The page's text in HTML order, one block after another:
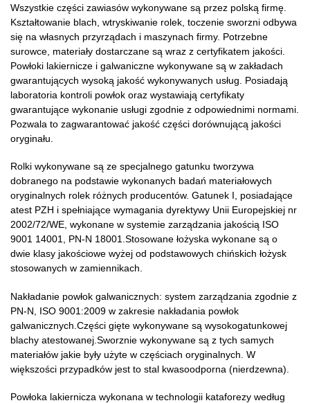
Wszystkie części zawiasów wykonywane są przez polską firmę.
Kształtowanie blach, wtryskiwanie rolek, toczenie sworzni odbywa
się na własnych przyrządach i maszynach firmy. Potrzebne
surowce, materiały dostarczane są wraz z certyfikatem jakości.
Powłoki lakiernicze i galwaniczne wykonywane są w zakładach
gwarantujących wysoką jakość wykonywanych usług. Posiadają
laboratoria kontroli powłok oraz wystawiają certyfikaty
gwarantujące wykonanie usługi zgodnie z odpowiednimi normami.
Pozwala to zagwarantować jakość części dorównującą jakości
oryginału.
Rolki wykonywane są ze specjalnego gatunku tworzywa
dobranego na podstawie wykonanych badań materiałowych
oryginalnych rolek różnych producentów. Gatunek I, posiadające
atest PZH i spełniające wymagania dyrektywy Unii Europejskiej nr
2002/72/WE, wykonane w systemie zarządzania jakością ISO
9001 14001, PN-N 18001.Stosowane łożyska wykonane są o
dwie klasy jakościowe wyżej od podstawowych chińskich łożysk
stosowanych w zamiennikach.
Nakładanie powłok galwanicznych: system zarządzania zgodnie z
PN-N, ISO 9001:2009 w zakresie nakładania powłok
galwanicznych.Części gięte wykonywane są wysokogatunkowej
blachy atestowanej.Sworznie wykonywane są z tych samych
materiałów jakie były użyte w częściach oryginalnych. W
większości przypadków jest to stal kwasoodporna (nierdzewna).
Powłoka lakiernicza wykonana w technologii kataforezy według